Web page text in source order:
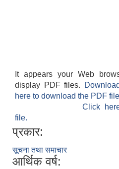
It appears your Web
display PDF files.
here to download the PDF
Click
file.
प्रकार:
सूचना तथा समाचार
आर्थिक वर्ष: